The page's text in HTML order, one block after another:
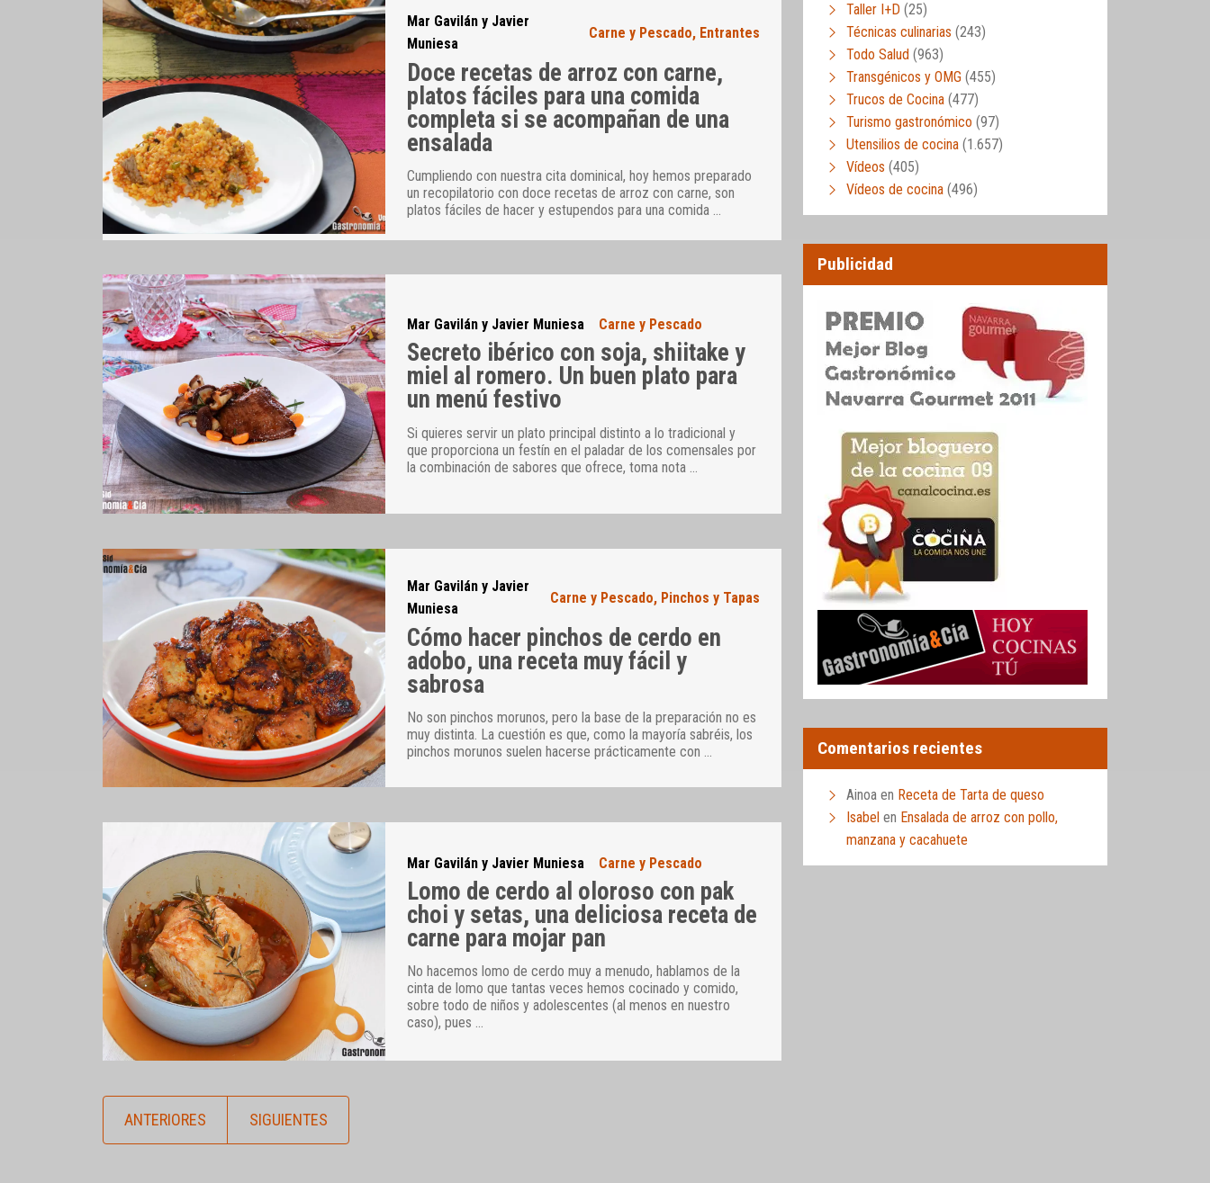
Mar Gavilán y Javier
Muniesa
Carne y Pescado, Entrantes
Doce recetas de arroz con carne,
platos fáciles para una comida
completa si se acompañan de una
ensalada
Cumpliendo con nuestra cita dominical, hoy hemos preparado
un recopilatorio con doce recetas de arroz con carne, son
platos fáciles de hacer y estupendos para una comida …
Mar Gavilán y Javier Muniesa Carne y Pescado
Secreto ibérico con soja, shiitake y
miel al romero. Un buen plato para
un menú festivo
Si quieres servir un plato principal distinto a lo tradicional y
que proporciona un festín en el paladar de los comensales por
la combinación de sabores que ofrece, toma nota
Mar Gavilán y Javier
Muniesa
Carne y Pescado, Pinchos y Tapas
Cómo hacer pinchos de cerdo en
adobo, una receta muy fácil y
sabrosa
No son pinchos morunos, pero la base de la preparación no es
muy distinta. La cuestión es que, como la mayoría sabréis, los
pinchos morunos suelen hacerse prácticamente con …
Mar Gavilán y Javier Muniesa Carne y Pescado
Lomo de cerdo al oloroso con pak
choi y setas, una deliciosa receta de
carne para mojar pan
No hacemos lomo de cerdo muy a menudo, hablamos de la
cinta de lomo que tantas veces hemos cocinado y comido,
sobre todo de niños y adolescentes (al menos en nuestro
caso), pues …
ANTERIORES SIGUIENTES
Taller I+D (25)
Técnicas culinarias (243)
Todo Salud (963)
Transgénicos y OMG (455)
Trucos de Cocina (477)
Turismo gastronómico (97)
Utensilios de cocina (1.657)
Vídeos (405)
Vídeos de cocina (496)
Publicidad
Comentarios recientes
Ainoa en Receta de Tarta de queso
Isabel en Ensalada de arroz con pollo,
manzana y cacahuete